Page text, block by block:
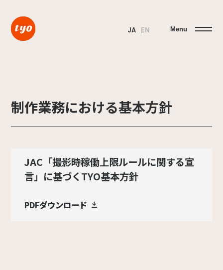
JA EN Menu
制作業務における基本方針
JAC「撮影時稼働上限ルールに関する宣
言」に基づくTYO基本方針
PDFダウンロード